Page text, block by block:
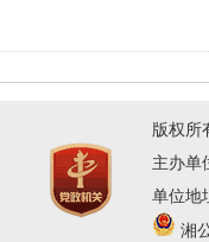
版权所
主办单
单位地
湘